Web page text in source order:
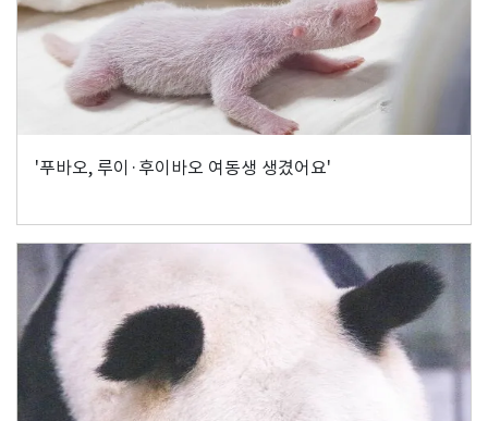
'푸바오, 루이·후이바오 여동생 생겼어요'